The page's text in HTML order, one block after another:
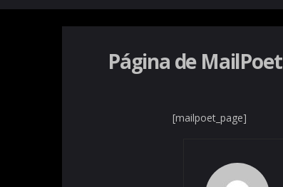
Página de MailPoet
[mailpoet_page]